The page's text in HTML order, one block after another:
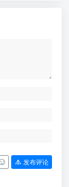
发布评论